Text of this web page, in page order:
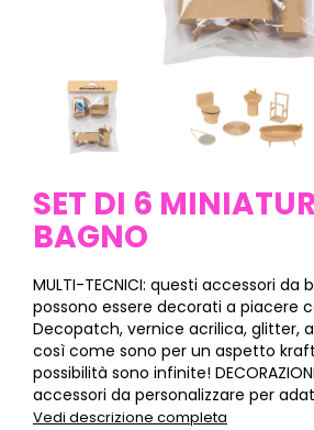
SET DI 6
BAGNO
MULTI-TECNICI: questi accessori
possono essere decorati a piacere
Decopatch, vernice acrilica, glitter,
così come sono per un aspetto
possibilità sono infinite!
accessori da personalizzare per
Vedi descrizione completa